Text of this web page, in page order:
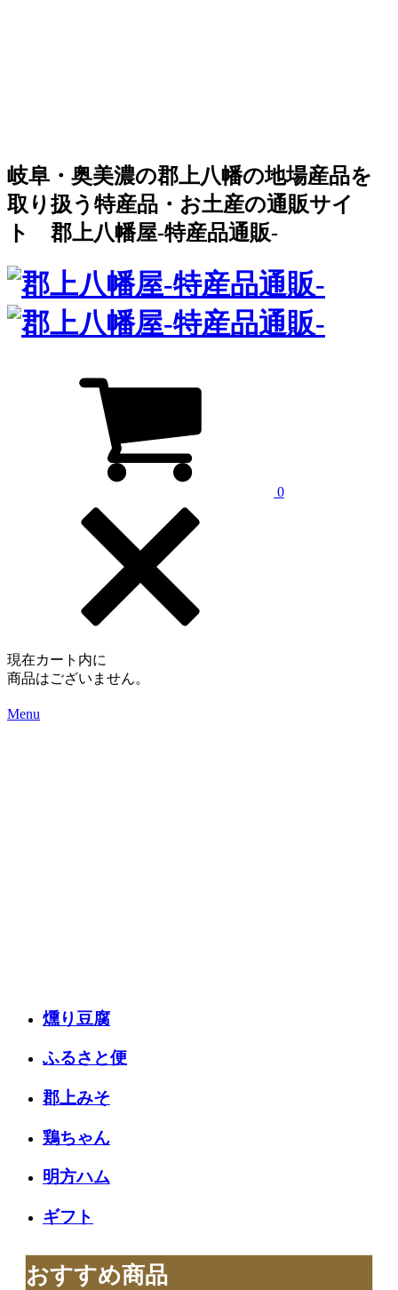
岐阜・奥美濃の郡上八幡の地場産品を
取り扱う特産品・お土産の通販サイ
ト 郡上八幡屋-特産品通販-
0
現在カート内に
商品はございません。
Menu
燻り豆腐
ふるさと便
郡上みそ
鶏ちゃん
明方ハム
ギフト
おすすめ商品